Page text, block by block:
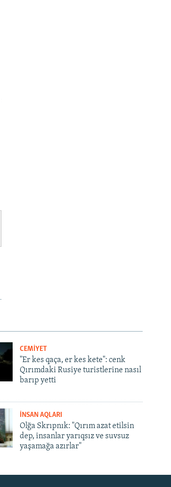
CEMİYET
"Er kes qaça, er kes kete": cenk
Qırımdaki Rusiye turistlerine nasıl
barıp yetti
İNSAN AQLARI
Olğa Skrıpnık: "Qırım azat etilsin
dep, insanlar yarıqsız ve suvsuz
yaşamağa azırlar"